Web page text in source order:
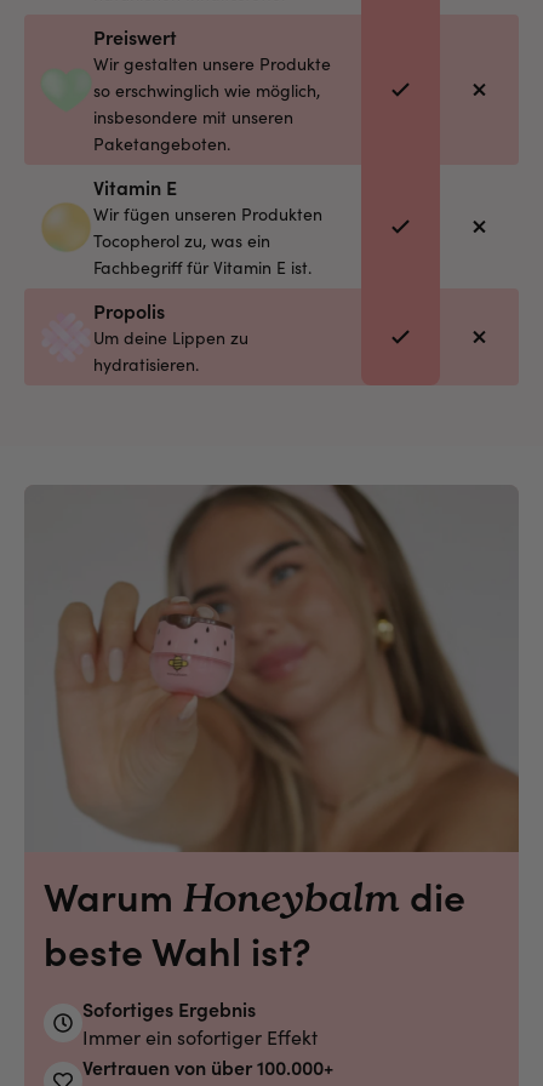
Preiswert
Wir gestalten unsere Produkte
so erschwinglich wie möglich,
insbesondere mit unseren
Paketangeboten.
Vitamin E
Wir fügen unseren Produkten
Tocopherol zu, was ein
Fachbegriff für Vitamin E ist.
Propolis
Um deine Lippen zu
hydratisieren.
Warum Honeybalm die
beste Wahl ist?
Sofortiges Ergebnis
Immer ein sofortiger Effekt
Vertrauen von über 100.000+